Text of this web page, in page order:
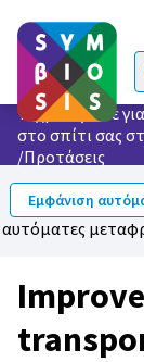
Τι χρειάζεστε
στο σπίτι σας
/Προτάσεις
Εμφάνιση
αυτόματες